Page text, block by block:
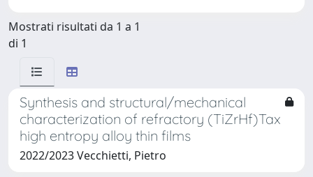
Mostrati risultati da 1 a 1
di 1
Synthesis and structural/mechanical
characterization of refractory (TiZrHf)Tax
high entropy alloy thin films
2022/2023 Vecchietti, Pietro